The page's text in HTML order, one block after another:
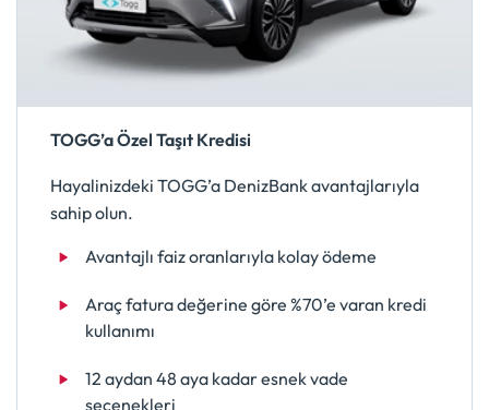
TOGG’a Özel Taşıt Kredisi
Hayalinizdeki TOGG’a DenizBank avantajlarıyla
sahip olun.
Avantajlı faiz oranlarıyla kolay ödeme
Araç fatura değerine göre %70’e varan kredi
kullanımı
12 aydan 48 aya kadar esnek vade
seçenekleri